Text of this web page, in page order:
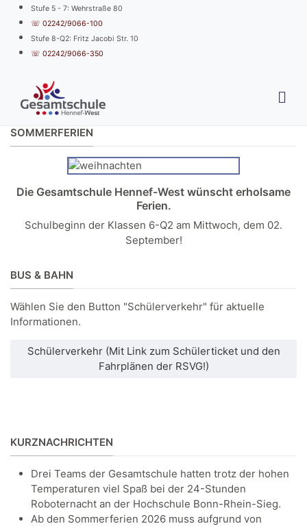
Stufe 5 - 7: Wehrstraße 80
☏ 02242/9066-100
Stufe 8-Q2: Fritz Jacobi Str. 10
☏ 02242/9066-350
SOMMERFERIEN
Die Gesamtschule Hennef-West wünscht erholsame
Ferien.
Schulbeginn der Klassen 6-Q2 am Mittwoch, dem 02.
September!
BUS & BAHN
Wählen Sie den Button "Schülerverkehr" für aktuelle
Informationen.
Schülerverkehr (Mit Link zum Schülerticket und den
Fahrplänen der RSVG!)
KURZNACHRICHTEN
Drei Teams der Gesamtschule hatten trotz der hohen
Temperaturen viel Spaß bei der 24-Stunden
Roboternacht an der Hochschule Bonn-Rhein-Sieg.
Ab den Sommerferien 2026 muss aufgrund von